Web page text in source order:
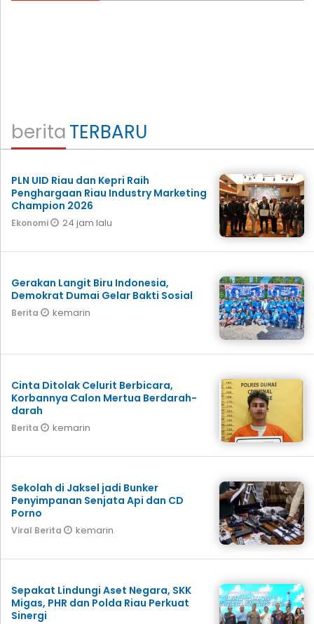
beritaTERBARU
PLN UID Riau dan Kepri Raih
Penghargaan Riau Industry Marketing
Champion 2026
Ekonomi 24 jam lalu
Gerakan Langit Biru Indonesia,
Demokrat Dumai Gelar Bakti Sosial
Berita kemarin
Cinta Ditolak Celurit Berbicara,
Korbannya Calon Mertua Berdarah-
darah
Berita kemarin
Sekolah di Jaksel jadi Bunker
Penyimpanan Senjata Api dan CD
Porno
Viral Berita kemarin
Sepakat Lindungi Aset Negara, SKK
Migas, PHR dan Polda Riau Perkuat
Sinergi